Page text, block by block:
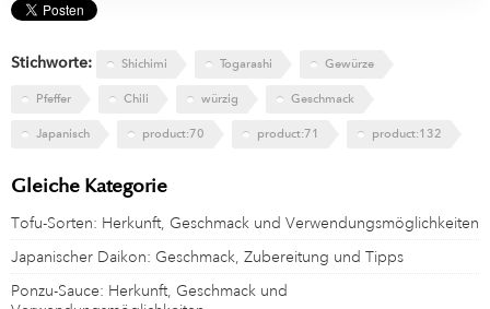
Stichworte: Shichimi Togarashi Gewürze
Pfeffer Chili würzig Geschmack
Japanisch product:70 product:71 product:132
Gleiche Kategorie
Tofu-Sorten: Herkunft, Geschmack und Verwendungsmöglichkeiten
Japanischer Daikon: Geschmack, Zubereitung und Tipps
Ponzu-Sauce: Herkunft, Geschmack und